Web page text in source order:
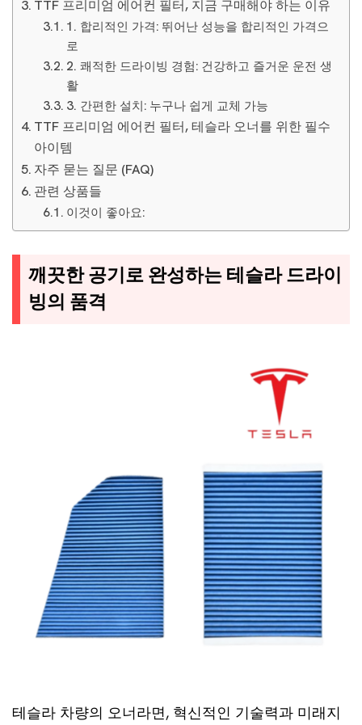
TTF 프리미엄 에어컨 필터, 지금 구매해야 하는 이유
1. 합리적인 가격: 뛰어난 성능을 합리적인 가격으
로
2. 쾌적한 드라이빙 경험: 건강하고 즐거운 운전 생
활
3. 간편한 설치: 누구나 쉽게 교체 가능
TTF 프리미엄 에어컨 필터, 테슬라 오너를 위한 필수
아이템
자주 묻는 질문 (FAQ)
관련 상품들
이것이 좋아요:
깨끗한 공기로 완성하는 테슬라 드라이
빙의 품격
테슬라 차량의 오너라면, 혁신적인 기술력과 미래지